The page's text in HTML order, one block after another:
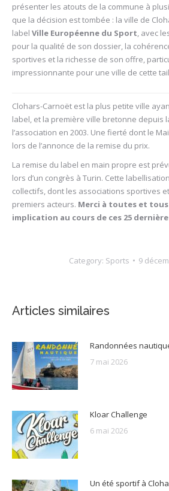
présenter les atouts de la commune à
que la décision est tombée : la ville de
label Ville Européenne du Sport, avec
pour la qualité de son dossier, la
sportives et la richesse de son offre,
impressionnante pour une ville de cette
Clohars-Carnoët est la plus petite ville
label, et la première ville bretonne depuis
l’association en 2003. Une fierté dont le
lors de l’annonce de la remise du prix.
La remise du label en main propre est
lors d’un congrès à Turin. Cette
collectifs, dont les associations sportives
premiers acteurs. Merci à toutes et
implication au cours de ces 25
Category: Sports 9
Articles similaires
Randonnées
7 mai 2026
Kloar Challenge
6 mai 2026
Un été sportif à